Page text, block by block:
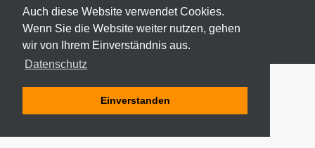
Auch diese Website verwendet Cookies.
Wenn Sie die Website weiter nutzen, gehen
wir von Ihrem Einverständnis aus.
Datenschutz
Einverstanden
© 2026 ODEKI - ALLE RECHTE VORBEHALTEN